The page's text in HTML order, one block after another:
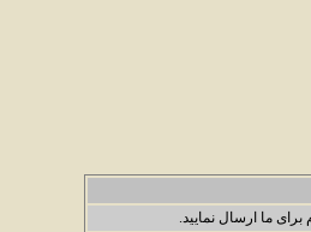
ما ارسال نمایید.